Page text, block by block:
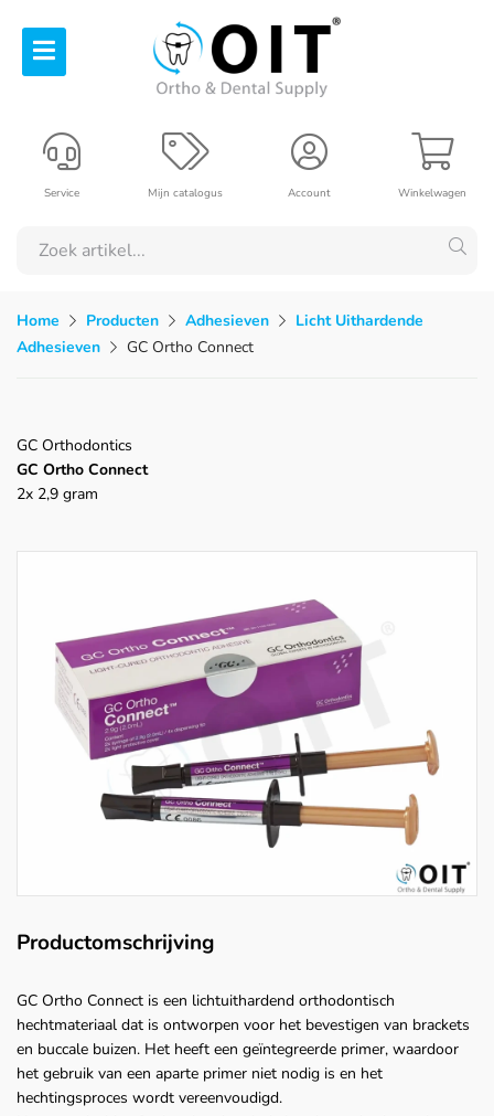
Winkelwagen
Account
Mijn catalogus
Service
Home Producten Adhesieven
Licht Uithardende
Adhesieven
GC Ortho Connect
GC Orthodontics
GC Ortho Connect
2x 2,9 gram
Productomschrijving
GC Ortho Connect is een lichtuithardend orthodontisch
hechtmateriaal dat is ontworpen voor het bevestigen van brackets
en buccale buizen. Het heeft een geïntegreerde primer, waardoor
het gebruik van een aparte primer niet nodig is en het
hechtingsproces wordt vereenvoudigd.